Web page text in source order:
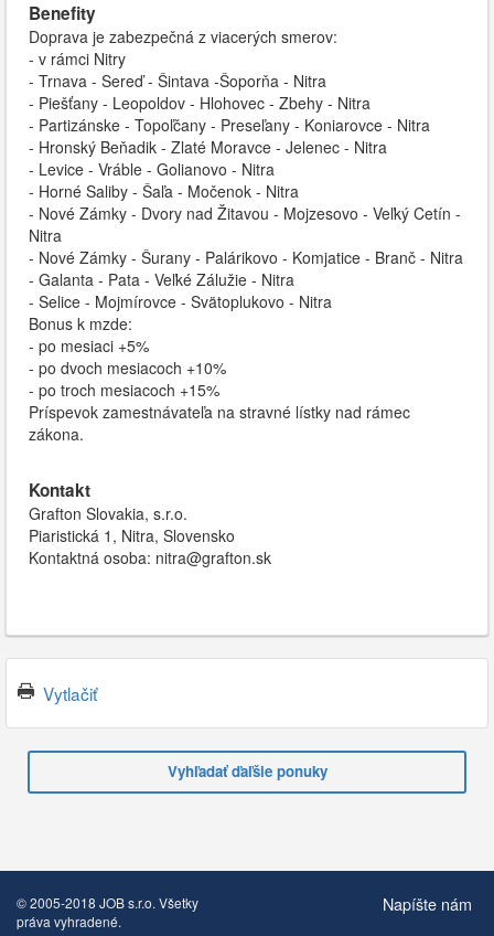
Benefity
Doprava je zabezpečná z viacerých smerov:
- v rámci Nitry
- Trnava - Sereď - Šintava -Šoporňa - Nitra
- Piešťany - Leopoldov - Hlohovec - Zbehy - Nitra
- Partizánske - Topoľčany - Preseľany - Koniarovce - Nitra
- Hronský Beňadik - Zlaté Moravce - Jelenec - Nitra
- Levice - Vráble - Golianovo - Nitra
- Horné Saliby - Šaľa - Močenok - Nitra
- Nové Zámky - Dvory nad Žitavou - Mojzesovo - Veľký Cetín -
Nitra
- Nové Zámky - Šurany - Palárikovo - Komjatice - Branč - Nitra
- Galanta - Pata - Veľké Zálužie - Nitra
- Selice - Mojmírovce - Svätoplukovo - Nitra
Bonus k mzde:
- po mesiaci +5%
- po dvoch mesiacoch +10%
- po troch mesiacoch +15%
Príspevok zamestnávateľa na stravné lístky nad rámec
zákona.
Kontakt
Grafton Slovakia, s.r.o.
Piaristická 1, Nitra, Slovensko
Kontaktná osoba: nitra@grafton.sk
Vytlačiť
Vyhľadať ďaľšie ponuky
© 2005-2018 JOB s.r.o. Všetky
práva vyhradené.
Napíšte nám